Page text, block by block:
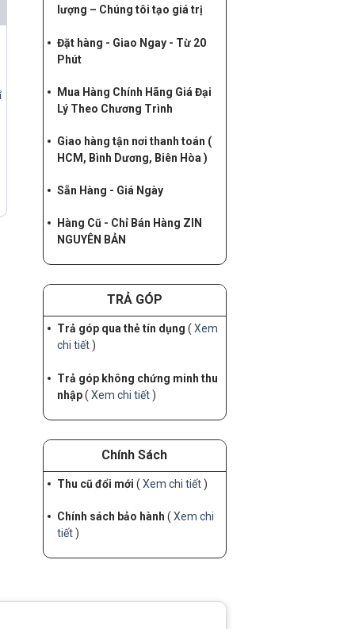
lượng – Chúng tôi tạo giá trị
Đặt hàng - Giao Ngay - Từ 20
Phút
Mua Hàng Chính Hãng Giá Đại
Lý Theo Chương Trình
Giao hàng tận nơi thanh toán (
HCM, Bình Dương, Biên Hòa )
Sẵn Hàng - Giá Ngày
Hàng Cũ - Chỉ Bán Hàng ZIN
NGUYÊN BẢN
TRẢ GÓP
Trả góp qua thẻ tín dụng ( Xem
chi tiết)
Trả góp không chứng minh thu
nhập( Xem chi tiết)
Chính Sách
Thu cũ đổi mới ( Xem chi tiết)
Chính sách bảo hành ( Xem chi
tiết)